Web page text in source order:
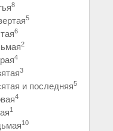
8
5
6
2
4
3
и последняя5
4
1
10